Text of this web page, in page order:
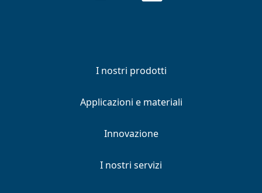
I nostri prodotti
Applicazioni e materiali
Innovazione
I nostri servizi